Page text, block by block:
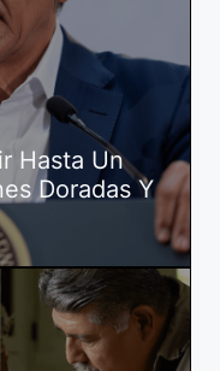
Hasta Un
Doradas Y